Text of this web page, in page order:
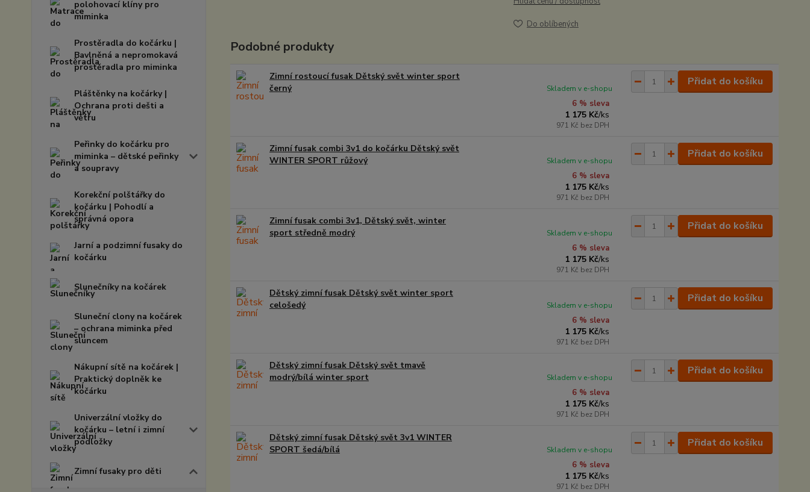
polohovací klíny pro
miminka
Prostěradla do kočárku |
Bavlněná a nepromokavá
prostěradla pro miminka
Pláštěnky na kočárky |
Ochrana proti dešti a
větru
Peřinky do kočárku pro
miminka – dětské peřinky
a soupravy
Korekční polštářky do
kočárku | Pohodlí a
správná opora
Jarní a podzimní fusaky do
kočárku
Slunečníky na kočárek
Sluneční clony na kočárek
– ochrana miminka před
sluncem
Nákupní sítě na kočárek |
Praktický doplněk ke
kočárku
Univerzální vložky do
kočárku – letní i zimní
podložky
Zimní fusaky pro děti
Do oblíbených
Podobné produkty
Zimní rostoucí fusak Dětský svět winter sport
černý
6 % sleva
1 175 Kč/ks
971 Kč bez DPH
Skladem v e-shopu
Přidat do košíku
Zimní fusak combi 3v1 do kočárku Dětský svět
WINTER SPORT růžový
6 % sleva
1 175 Kč/ks
971 Kč bez DPH
Skladem v e-shopu
Přidat do košíku
Zimní fusak combi 3v1, Dětský svět, winter
sport středně modrý
6 % sleva
1 175 Kč/ks
971 Kč bez DPH
Skladem v e-shopu
Přidat do košíku
Dětský zimní fusak Dětský svět winter sport
celošedý
6 % sleva
1 175 Kč/ks
971 Kč bez DPH
Skladem v e-shopu
Přidat do košíku
Dětský zimní fusak Dětský svět tmavě
modrý/bílá winter sport
6 % sleva
1 175 Kč/ks
971 Kč bez DPH
Skladem v e-shopu
Přidat do košíku
Dětský zimní fusak Dětský svět 3v1 WINTER
SPORT šedá/bílá
6 % sleva
1 175 Kč/ks
971 Kč bez DPH
Skladem v e-shopu
Přidat do košíku